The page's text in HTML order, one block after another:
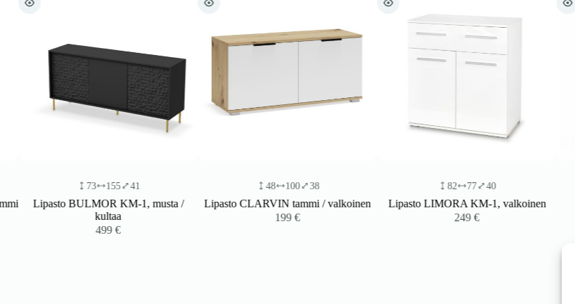
155 41
Lipasto BULMOR KM-1, musta /
kultaa
499€
100 38
Lipasto CLARVIN tammi / valkoinen
199€
82 77 40
Lipasto LIMORA KM-1, valkoinen
249€